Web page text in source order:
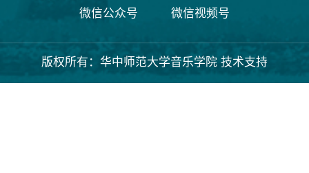
微信公众号 微信视频号
版权所有：华中师范大学音乐学院 技术支持